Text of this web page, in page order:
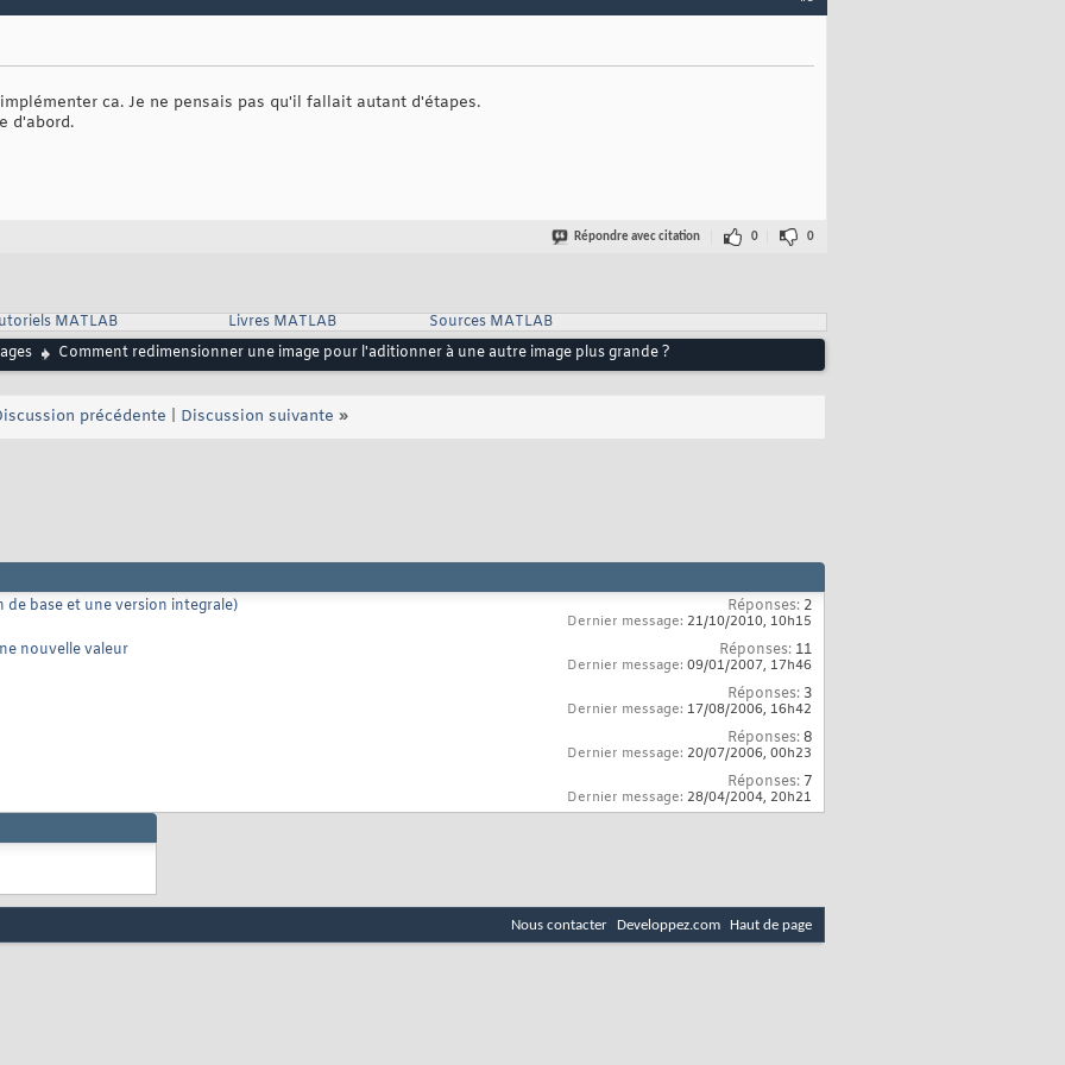
des lignes contenant au moins un pixel non noir
);
des pixels correspondant
)
tout les pixels sont à 0
ca. Je ne pensais pas qu'il fallait autant d'étapes.
d'abord.
Répondre avec citation 0 0
MATLAB Livres MATLAB
Sources MATLAB
Comment redimensionner une image pour l'aditionner à une autre image plus grande ?
précédente Discussion suivante »
base et une version integrale) Réponses: 2
Dernier message: 21/10/2010, 10h15
nouvelle valeur Réponses: 11
Dernier message: 09/01/2007, 17h46
Réponses: 3
Dernier message: 17/08/2006, 16h42
Réponses:8
Dernier message: 20/07/2006, 00h23
Réponses: 7
Dernier message: 28/04/2004, 20h21
Nous contacter Developpez.com Haut de page